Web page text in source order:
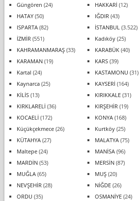
Güngören (24) HAKKARİ (12)
HATAY(50) IĞDIR (43)
ISPARTA(82) İSTANBUL (3.522)
İZMİR (551) Kadıköy(25)
KAHRAMANMARAŞ(33) KARABÜK(40)
KARAMAN(19) KARS(39)
Kartal (24) KASTAMONU (31)
Kaynarca(25) KAYSERİ (164)
KİLİS(13) KIRIKKALE(31)
KIRKLARELİ (36) KIRŞEHİR (19)
KOCAELİ (172) KONYA(168)
Küçükçekmece(26) Kurtköy(25)
KÜTAHYA(27) MALATYA(75)
Maltepe(24) MANİSA(96)
MARDİN(53) MERSİN(87)
MUĞLA(65) MUŞ(20)
NEVŞEHİR (28) NİĞDE(26)
ORDU (35) OSMANİYE(24)